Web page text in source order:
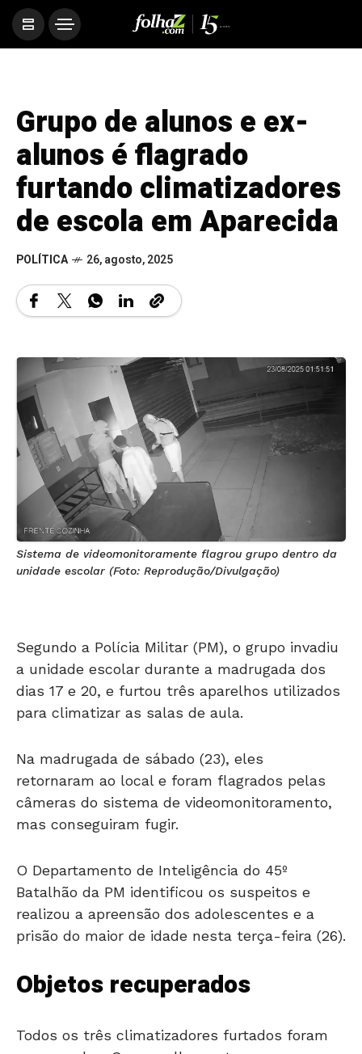
Grupo de alunos e ex-
alunos é flagrado
furtando climatizadores
de escola em Aparecida
POLÍTICA 26, agosto, 2025
Sistema de videomonitoramente flagrou grupo dentro da
unidade escolar (Foto: Reprodução/Divulgação)
Segundo a Polícia Militar (PM), o grupo invadiu
a unidade escolar durante a madrugada dos
dias 17 e 20, e furtou três aparelhos utilizados
para climatizar as salas de aula.
Na madrugada de sábado (23), eles
retornaram ao local e foram flagrados pelas
câmeras do sistema de videomonitoramento,
mas conseguiram fugir.
O Departamento de Inteligência do 45º
Batalhão da PM identificou os suspeitos e
realizou a apreensão dos adolescentes e a
prisão do maior de idade nesta terça-feira (26).
Objetos recuperados
Todos os três climatizadores furtados foram